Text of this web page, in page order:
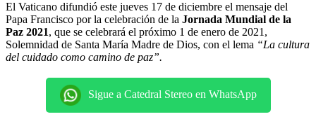
El Vaticano difundió este jueves 17 de diciembre el mensaje del
Papa Francisco por la celebración de la Jornada Mundial de la
Paz 2021, que se celebrará el próximo 1 de enero de 2021,
Solemnidad de Santa María Madre de Dios, con el lema “La cultura
del cuidado como camino de paz”.
Sigue a Catedral Stereo en WhatsApp